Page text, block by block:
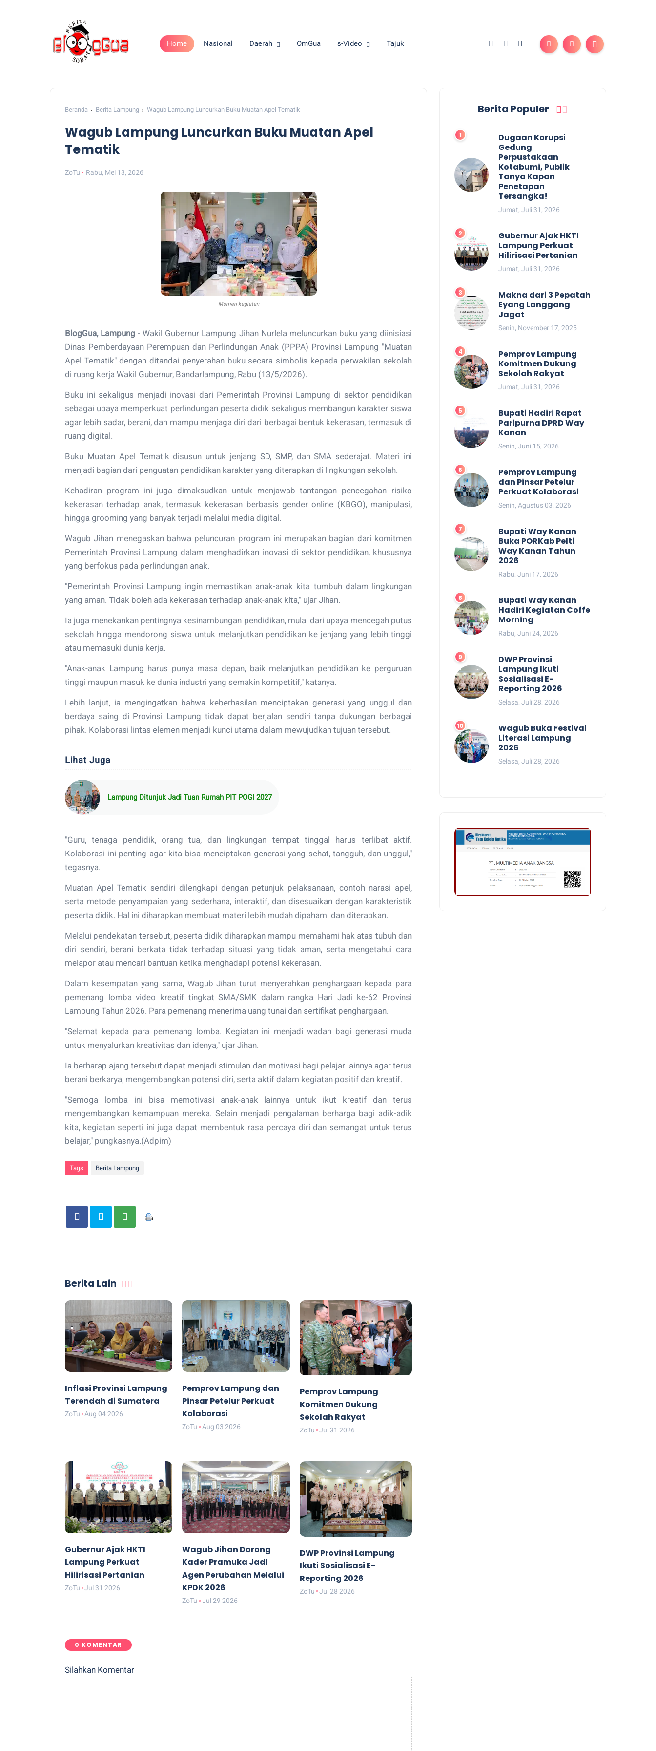
Home Nasional Daerah OmGua s-Video Tajuk
Beranda Berita Lampung Wagub Lampung Luncurkan Buku Muatan Apel Tematik
Wagub Lampung Luncurkan Buku Muatan Apel
Tematik
ZoTu Rabu, Mei 13, 2026
Momen kegiatan
BlogGua, Lampung - Wakil Gubernur Lampung Jihan Nurlela meluncurkan buku yang diinisiasi
Dinas Pemberdayaan Perempuan dan Perlindungan Anak (PPPA) Provinsi Lampung "Muatan
Apel Tematik" dengan ditandai penyerahan buku secara simbolis kepada perwakilan sekolah
di ruang kerja Wakil Gubernur, Bandarlampung, Rabu (13/5/2026).
Buku ini sekaligus menjadi inovasi dari Pemerintah Provinsi Lampung di sektor pendidikan
sebagai upaya memperkuat perlindungan peserta didik sekaligus membangun karakter siswa
agar lebih sadar, berani, dan mampu menjaga diri dari berbagai bentuk kekerasan, termasuk di
ruang digital.
Buku Muatan Apel Tematik disusun untuk jenjang SD, SMP, dan SMA sederajat. Materi ini
menjadi bagian dari penguatan pendidikan karakter yang diterapkan di lingkungan sekolah.
Kehadiran program ini juga dimaksudkan untuk menjawab tantangan pencegahan risiko
kekerasan terhadap anak, termasuk kekerasan berbasis gender online (KBGO), manipulasi,
hingga grooming yang banyak terjadi melalui media digital.
Wagub Jihan menegaskan bahwa peluncuran program ini merupakan bagian dari komitmen
Pemerintah Provinsi Lampung dalam menghadirkan inovasi di sektor pendidikan, khususnya
yang berfokus pada perlindungan anak.
"Pemerintah Provinsi Lampung ingin memastikan anak-anak kita tumbuh dalam lingkungan
yang aman. Tidak boleh ada kekerasan terhadap anak-anak kita," ujar Jihan.
Ia juga menekankan pentingnya kesinambungan pendidikan, mulai dari upaya mencegah putus
sekolah hingga mendorong siswa untuk melanjutkan pendidikan ke jenjang yang lebih tinggi
atau memasuki dunia kerja.
"Anak-anak Lampung harus punya masa depan, baik melanjutkan pendidikan ke perguruan
tinggi maupun masuk ke dunia industri yang semakin kompetitif," katanya.
Lebih lanjut, ia mengingatkan bahwa keberhasilan menciptakan generasi yang unggul dan
berdaya saing di Provinsi Lampung tidak dapat berjalan sendiri tanpa dukungan berbagai
pihak. Kolaborasi lintas elemen menjadi kunci utama dalam mewujudkan tujuan tersebut.
Lihat Juga
Lampung Ditunjuk Jadi Tuan Rumah PIT POGI 2027
"Guru, tenaga pendidik, orang tua, dan lingkungan tempat tinggal harus terlibat aktif.
Kolaborasi ini penting agar kita bisa menciptakan generasi yang sehat, tangguh, dan unggul,"
tegasnya.
Muatan Apel Tematik sendiri dilengkapi dengan petunjuk pelaksanaan, contoh narasi apel,
serta metode penyampaian yang sederhana, interaktif, dan disesuaikan dengan karakteristik
peserta didik. Hal ini diharapkan membuat materi lebih mudah dipahami dan diterapkan.
Melalui pendekatan tersebut, peserta didik diharapkan mampu memahami hak atas tubuh dan
diri sendiri, berani berkata tidak terhadap situasi yang tidak aman, serta mengetahui cara
melapor atau mencari bantuan ketika menghadapi potensi kekerasan.
Dalam kesempatan yang sama, Wagub Jihan turut menyerahkan penghargaan kepada para
pemenang lomba video kreatif tingkat SMA/SMK dalam rangka Hari Jadi ke-62 Provinsi
Lampung Tahun 2026. Para pemenang menerima uang tunai dan sertifikat penghargaan.
"Selamat kepada para pemenang lomba. Kegiatan ini menjadi wadah bagi generasi muda
untuk menyalurkan kreativitas dan idenya," ujar Jihan.
Ia berharap ajang tersebut dapat menjadi stimulan dan motivasi bagi pelajar lainnya agar terus
berani berkarya, mengembangkan potensi diri, serta aktif dalam kegiatan positif dan kreatif.
"Semoga lomba ini bisa memotivasi anak-anak lainnya untuk ikut kreatif dan terus
mengembangkan kemampuan mereka. Selain menjadi pengalaman berharga bagi adik-adik
kita, kegiatan seperti ini juga dapat membentuk rasa percaya diri dan semangat untuk terus
belajar," pungkasnya.(Adpim)
Tags Berita Lampung
Berita Lain
Inflasi Provinsi Lampung
Terendah di Sumatera
ZoTu Aug 04 2026
Pemprov Lampung dan
Pinsar Petelur Perkuat
Kolaborasi
ZoTu Aug 03 2026
Pemprov Lampung
Komitmen Dukung
Sekolah Rakyat
ZoTu Jul 31 2026
Gubernur Ajak HKTI
Lampung Perkuat
Hilirisasi Pertanian
ZoTu Jul 31 2026
Wagub Jihan Dorong
Kader Pramuka Jadi
Agen Perubahan Melalui
KPDK 2026
ZoTu Jul 29 2026
DWP Provinsi Lampung
Ikuti Sosialisasi E-
Reporting 2026
ZoTu Jul 28 2026
0 KOMENTAR
Silahkan Komentar
Berita Populer
Dugaan Korupsi
Gedung
Perpustakaan
Kotabumi, Publik
Tanya Kapan
Penetapan
Tersangka!
Jumat, Juli 31, 2026
Gubernur Ajak HKTI
Lampung Perkuat
Hilirisasi Pertanian
Jumat, Juli 31, 2026
Makna dari 3 Pepatah
Eyang Langgang
Jagat
Senin, November 17, 2025
Pemprov Lampung
Komitmen Dukung
Sekolah Rakyat
Jumat, Juli 31, 2026
Bupati Hadiri Rapat
Paripurna DPRD Way
Kanan
Senin, Juni 15, 2026
Pemprov Lampung
dan Pinsar Petelur
Perkuat Kolaborasi
Senin, Agustus 03, 2026
Bupati Way Kanan
Buka PORKab Pelti
Way Kanan Tahun
2026
Rabu, Juni 17, 2026
Bupati Way Kanan
Hadiri Kegiatan Coffe
Morning
Rabu, Juni 24, 2026
DWP Provinsi
Lampung Ikuti
Sosialisasi E-
Reporting 2026
Selasa, Juli 28, 2026
Wagub Buka Festival
Literasi Lampung
2026
Selasa, Juli 28, 2026